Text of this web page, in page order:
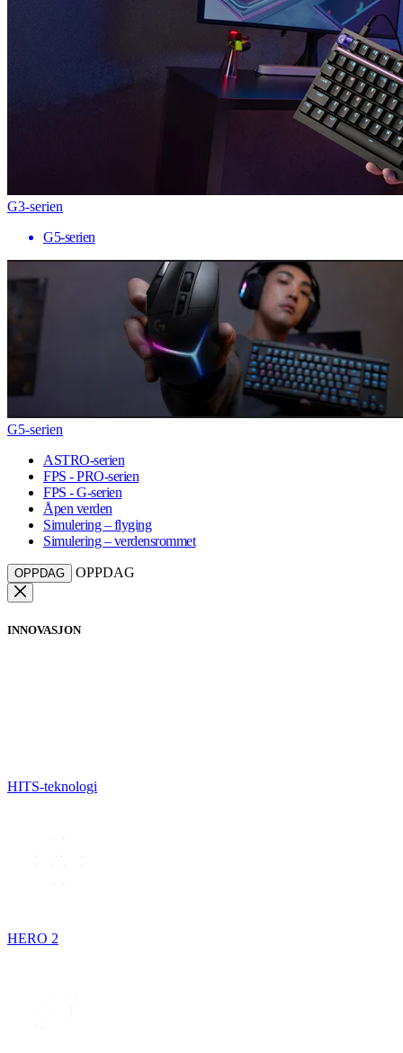
G3-serien
G5-serien
G5-serien
ASTRO-serien
FPS - PRO-serien
FPS - G-serien
Åpen verden
Simulering – flyging
Simulering – verdensrommet
OPPDAG OPPDAG
INNOVASJON
HITS-teknologi
HERO 2